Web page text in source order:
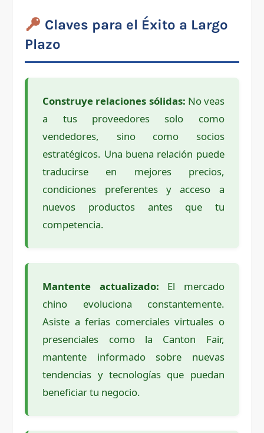
Claves para el Éxito a Largo
Plazo
Construye relaciones sólidas: No veas
a tus proveedores solo como
vendedores, sino como socios
estratégicos. Una buena relación puede
traducirse en mejores precios,
condiciones preferentes y acceso a
nuevos productos antes que tu
competencia.
Mantente actualizado: El mercado
chino evoluciona constantemente.
Asiste a ferias comerciales virtuales o
presenciales como la Canton Fair,
mantente informado sobre nuevas
tendencias y tecnologías que puedan
beneficiar tu negocio.